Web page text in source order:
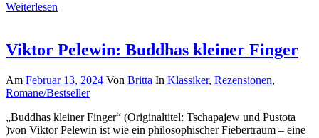
Weiterlesen
Viktor Pelewin: Buddhas kleiner Finger
Am Februar 13, 2024 Von Britta In Klassiker, Rezensionen,
Romane/Bestseller
„Buddhas kleiner Finger“ (Originaltitel: Tschapajew und Pustota
)von Viktor Pelewin ist wie ein philosophischer Fiebertraum – eine